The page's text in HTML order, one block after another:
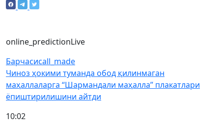
online_predictionLive
Барчасиcall_made
Чиноз ҳокими туманда обод қилинмаган
маҳаллаларга “Шармандали маҳалла” плакатлари
ёпиштирилишини айтди
10:02